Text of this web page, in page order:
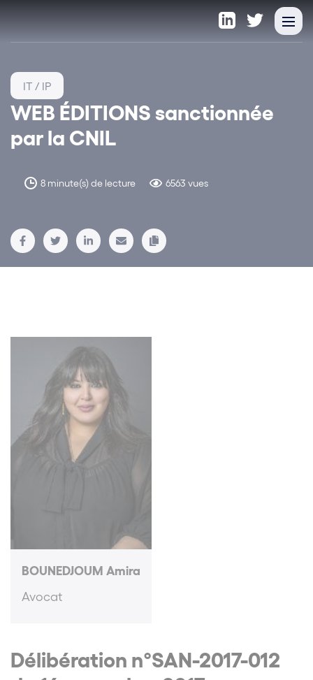
WEB ÉDITIONS sanctionnée
par la CNIL
8 minute(s) de lecture 6563 vues
IT / IP
BOUNEDJOUM Amira
Avocat
Délibération n°SAN-2017-012